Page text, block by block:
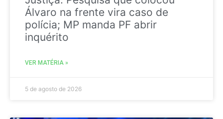
Álvaro na frente vira caso de
polícia; MP manda PF abrir
inquérito
VER MATÉRIA »
5 de agosto de 2026